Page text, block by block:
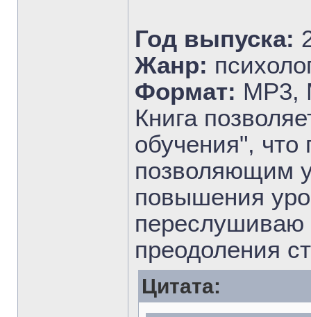
Год выпуска:
Жанр:
Формат: MP3,
Книга
обучения",
позволяющим
повышения
переслушиваю
преодоления
Цитата: